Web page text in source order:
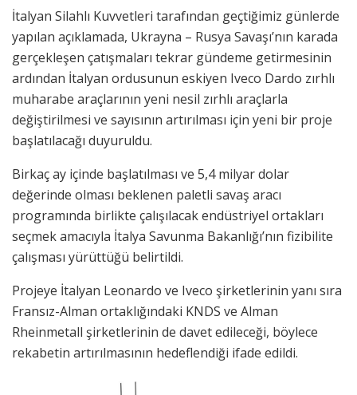
İtalyan Silahlı Kuvvetleri tarafından geçtiğimiz günlerde
yapılan açıklamada, Ukrayna – Rusya Savaşı’nın karada
gerçekleşen çatışmaları tekrar gündeme getirmesinin
ardından İtalyan ordusunun eskiyen Iveco Dardo zırhlı
muharabe araçlarının yeni nesil zırhlı araçlarla
değiştirilmesi ve sayısının artırılması için yeni bir proje
başlatılacağı duyuruldu.
Birkaç ay içinde başlatılması ve 5,4 milyar dolar
değerinde olması beklenen paletli savaş aracı
programında birlikte çalışılacak endüstriyel ortakları
seçmek amacıyla İtalya Savunma Bakanlığı’nın fizibilite
çalışması yürüttüğü belirtildi.
Projeye İtalyan Leonardo ve Iveco şirketlerinin yanı sıra
Fransız-Alman ortaklığındaki KNDS ve Alman
Rheinmetall şirketlerinin de davet edileceği, böylece
rekabetin artırılmasının hedeflendiği ifade edildi.